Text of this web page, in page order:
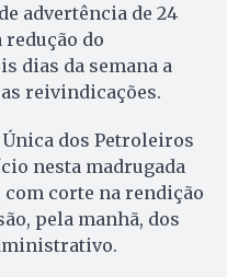
advertência de 24
do
dias da semana a
reivindicações.
Única dos Petroleiros
nesta madrugada
corte na rendição
pela manhã, dos